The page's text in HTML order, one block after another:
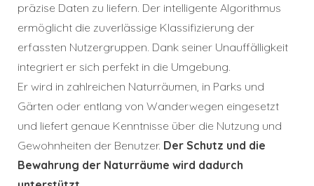
präzise Daten zu liefern. Der intelligente Algorithmus
ermöglicht die zuverlässige Klassifizierung der
erfassten Nutzergruppen. Dank seiner Unauffälligkeit
integriert er sich perfekt in die Umgebung.
Er wird in zahlreichen Naturräumen, in Parks und
Gärten oder entlang von Wanderwegen eingesetzt
und liefert genaue Kenntnisse über die Nutzung und
Gewohnheiten der Benutzer. Der Schutz und die
Bewahrung der Naturräume wird dadurch